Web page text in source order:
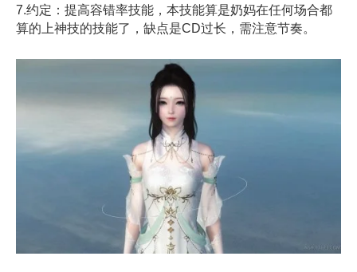
7.约定：提高容错率技能，本技能算是奶妈在任何场合都
算的上神技的技能了，缺点是CD过长，需注意节奏。